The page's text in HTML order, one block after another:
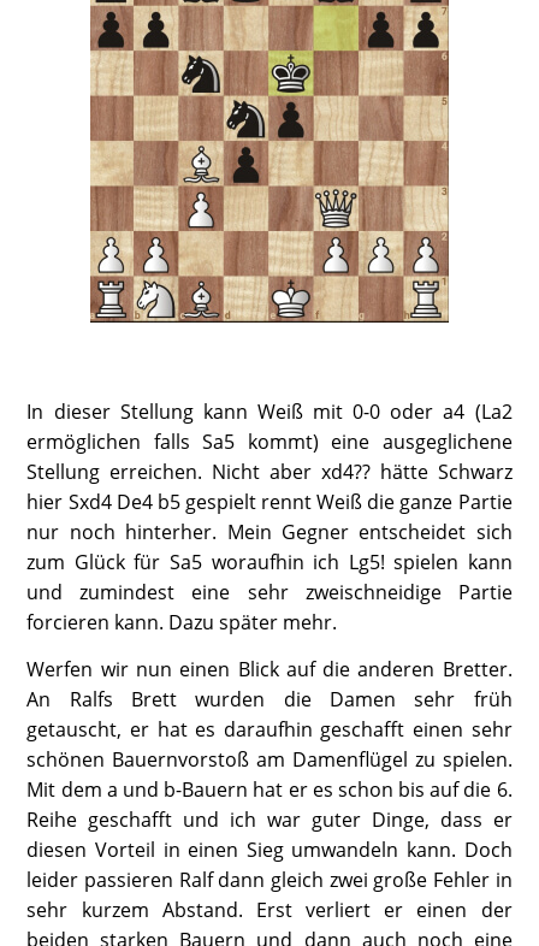
In dieser Stellung kann Weiß mit 0-0 oder a4 (La2
ermöglichen falls Sa5 kommt) eine ausgeglichene
Stellung erreichen. Nicht aber xd4?? hätte Schwarz
hier Sxd4 De4 b5 gespielt rennt Weiß die ganze Partie
nur noch hinterher. Mein Gegner entscheidet sich
zum Glück für Sa5 woraufhin ich Lg5! spielen kann
und zumindest eine sehr zweischneidige Partie
forcieren kann. Dazu später mehr.
Werfen wir nun einen Blick auf die anderen Bretter.
An Ralfs Brett wurden die Damen sehr früh
getauscht, er hat es daraufhin geschafft einen sehr
schönen Bauernvorstoß am Damenflügel zu spielen.
Mit dem a und b-Bauern hat er es schon bis auf die 6.
Reihe geschafft und ich war guter Dinge, dass er
diesen Vorteil in einen Sieg umwandeln kann. Doch
leider passieren Ralf dann gleich zwei große Fehler in
sehr kurzem Abstand. Erst verliert er einen der
beiden starken Bauern und dann auch noch eine